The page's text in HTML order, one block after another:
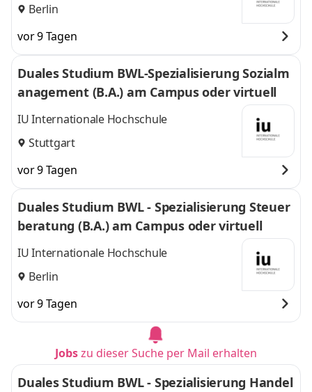
Berlin
vor 9 Tagen
Duales Studium BWL-Spezialisierung Sozialm
anagement (B.A.) am Campus oder virtuell
IU Internationale Hochschule
Stuttgart
vor 9 Tagen
Duales Studium BWL - Spezialisierung Steuer
beratung (B.A.) am Campus oder virtuell
IU Internationale Hochschule
Berlin
vor 9 Tagen
Jobszu dieser Suche per Mail erhalten
Duales Studium BWL - Spezialisierung Handel